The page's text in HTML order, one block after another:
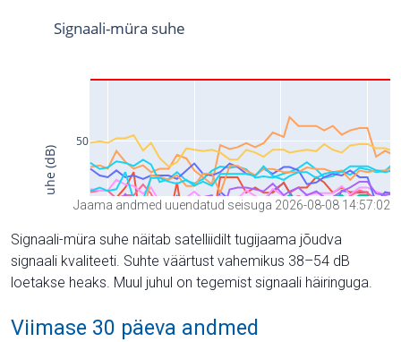
Jaama andmed uuendatud seisuga 2026-08-08 14:57:02
Signaali-müra suhe näitab satelliidilt tugijaama jõudva
signaali kvaliteeti. Suhte väärtust vahemikus 38–54 dB
loetakse heaks. Muul juhul on tegemist signaali häiringuga.
Viimase 30 päeva andmed